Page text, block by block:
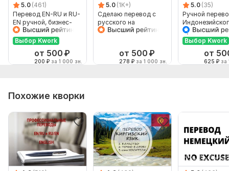
5.0 (461)
Перевод EN-RU и RU-
EN ручной, бизнес-
английский
Выбор Kwork
от 500 ₽
200 ₽ за 1 000 зн.
5.0 (1K+)
Сделаю перевод с
русского на
английский и
от 500 ₽
278 ₽ за 1 000 зн.
5.0 (35)
Ручной
Русский и
Выбор Kwork
от
625 ₽ за
Похожие кворки